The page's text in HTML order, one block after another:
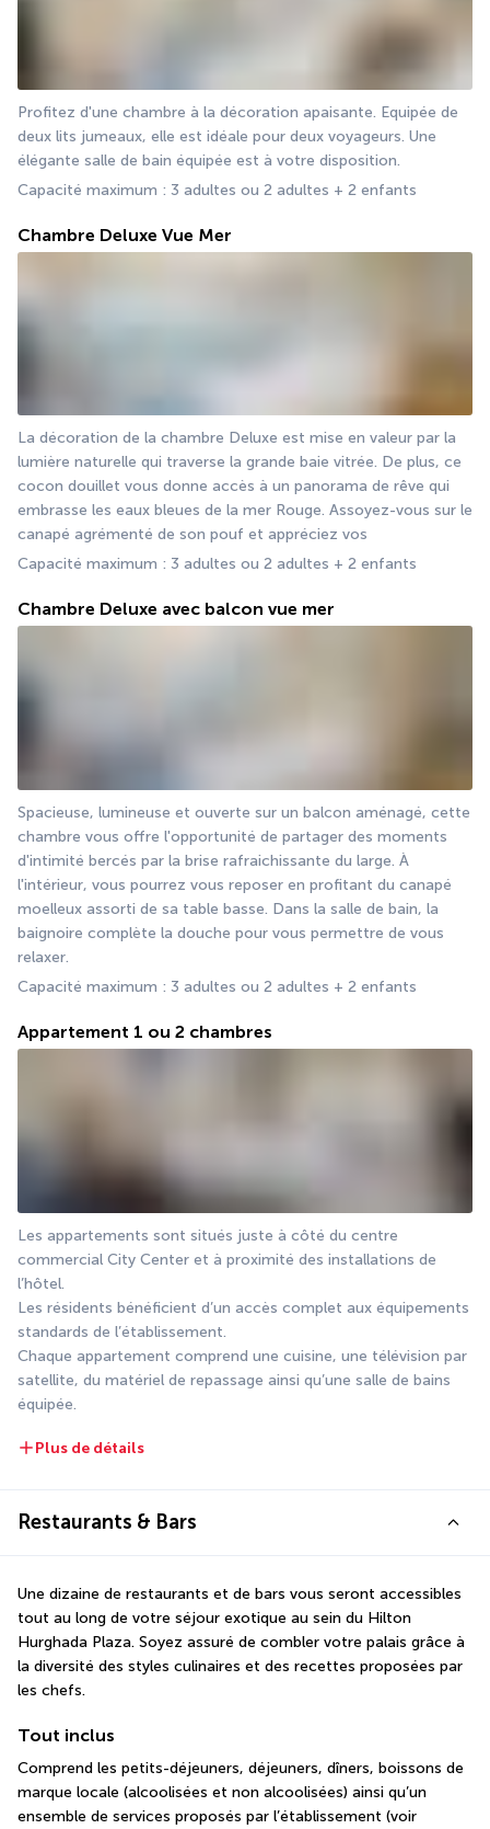
Profitez d'une chambre à la décoration apaisante. Equipée de
deux lits jumeaux, elle est idéale pour deux voyageurs. Une
élégante salle de bain équipée est à votre disposition.
Capacité maximum : 3 adultes ou 2 adultes + 2 enfants
Chambre Deluxe Vue Mer
La décoration de la chambre Deluxe est mise en valeur par la
lumière naturelle qui traverse la grande baie vitrée. De plus, ce
cocon douillet vous donne accès à un panorama de rêve qui
embrasse les eaux bleues de la mer Rouge. Assoyez-vous sur le
canapé agrémenté de son pouf et appréciez vos
Capacité maximum : 3 adultes ou 2 adultes + 2 enfants
Chambre Deluxe avec balcon vue mer
Spacieuse, lumineuse et ouverte sur un balcon aménagé, cette
chambre vous offre l'opportunité de partager des moments
d'intimité bercés par la brise rafraichissante du large. À
l'intérieur, vous pourrez vous reposer en profitant du canapé
moelleux assorti de sa table basse. Dans la salle de bain, la
baignoire complète la douche pour vous permettre de vous
relaxer.
Capacité maximum : 3 adultes ou 2 adultes + 2 enfants
Appartement 1 ou 2 chambres
Les appartements sont situés juste à côté du centre
commercial City Center et à proximité des installations de
l’hôtel.
Les résidents bénéficient d’un accès complet aux équipements
standards de l’établissement.
Chaque appartement comprend une cuisine, une télévision par
satellite, du matériel de repassage ainsi qu’une salle de bains
équipée.
Plus de détails
Restaurants & Bars
Une dizaine de restaurants et de bars vous seront accessibles
tout au long de votre séjour exotique au sein du Hilton
Hurghada Plaza. Soyez assuré de combler votre palais grâce à
la diversité des styles culinaires et des recettes proposées par
les chefs.
Tout inclus
Comprend les petits-déjeuners, déjeuners, dîners, boissons de
marque locale (alcoolisées et non alcoolisées) ainsi qu’un
ensemble de services proposés par l’établissement (voir